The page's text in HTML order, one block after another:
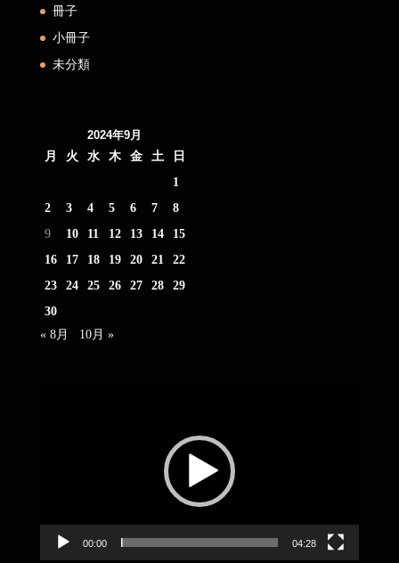
冊子
小冊子
未分類
2024年9月
月
火 水 木 金 土
日
1
2
3 4 5 6 7
8
9
10 11 12 13 14
15
16
17 18 19 20 21
22
23
24 25 26 27 28
29
30
« 8月
10月 »
00:00 04:28